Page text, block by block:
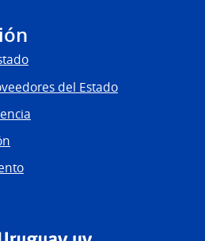
del Estado